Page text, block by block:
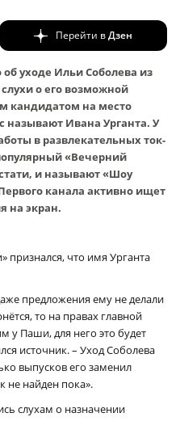
Перейти вДзен
об уходе Ильи Соболева из
о его возможной
кандидатом на место
называют Ивана Урганта. У
в развлекательных ток-
«Вечерний
и называют «Шоу
канала активно ищет
на экран.
признался, что имя Урганта
предложения ему не делали
то на правах главной
у Паши, для него это будет
источник. – Уход Соболева
выпусков его заменил
не найден пока».
слухам о назначении